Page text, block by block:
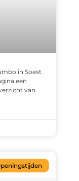
in Soest
een
van